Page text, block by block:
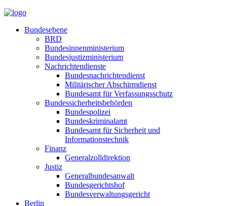
Bundesebene
BRD
Bundesinnenministerium
Bundesjustizministerium
Nachrichtendienste
Bundesnachrichtendienst
Militärischer Abschirmdienst
Bundesamt für Verfassungsschutz
Bundessicherheitsbehörden
Bundespolizei
Bundeskriminalamt
Bundesamt für Sicherheit und
Informationstechnik
Finanz
Generalzolldirektion
Justiz
Generalbundesanwalt
Bundesgerichtshof
Bundesverwaltungsgericht
Berlin